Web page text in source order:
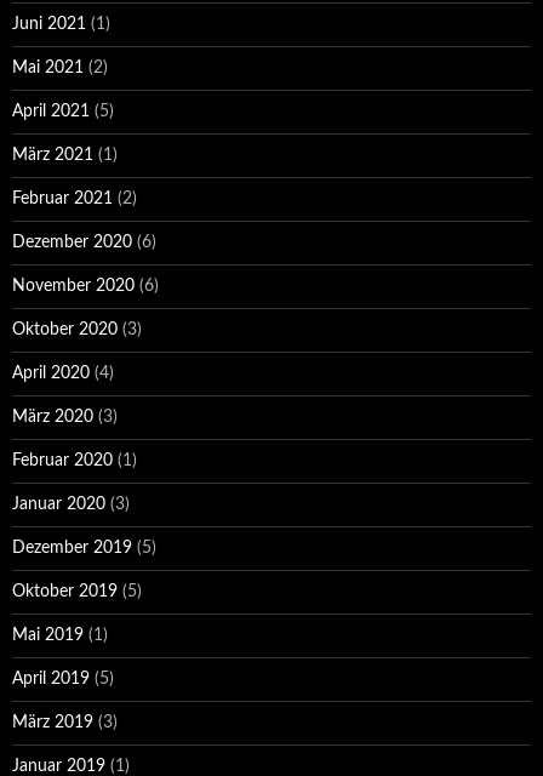
Juni 2021 (1)
Mai 2021 (2)
April 2021 (5)
März 2021 (1)
Februar 2021 (2)
Dezember 2020 (6)
November 2020 (6)
Oktober 2020 (3)
April 2020 (4)
März 2020 (3)
Februar 2020 (1)
Januar 2020 (3)
Dezember 2019 (5)
Oktober 2019 (5)
Mai 2019 (1)
April 2019 (5)
März 2019 (3)
Januar 2019 (1)